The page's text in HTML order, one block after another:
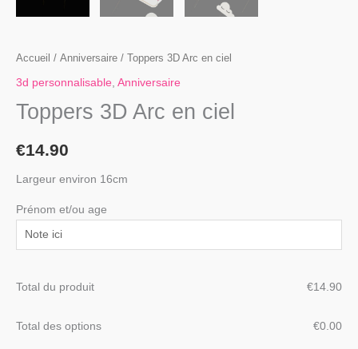
Accueil / Anniversaire / Toppers 3D Arc en ciel
3d personnalisable, Anniversaire
Toppers 3D Arc en ciel
€14.90
Largeur environ 16cm
Prénom et/ou age
Total du produit €‎14.90
Total des options €‎0.00